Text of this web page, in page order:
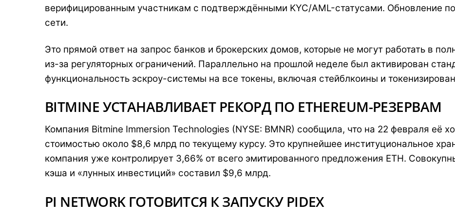
верифицированным участникам с подтверждёнными KYC/AML-статусами. Обновление
сети.
Это прямой ответ на запрос банков и брокерских домов, которые не могут работать в
из-за регуляторных ограничений. Параллельно на прошлой неделе был активирован
функциональность эскроу-системы на все токены, включая стейблкоины и
BITMINE УСТАНАВЛИВАЕТ РЕКОРД ПО ETHEREUM-РЕЗЕРВАМ
Компания Bitmine Immersion Technologies (NYSE: BMNR) сообщила, что на 22 февраля её
стоимостью около $8,6 млрд по текущему курсу. Это крупнейшее институциональное
компания уже контролирует 3,66% от всего эмитированного предложения ETH.
кэша и «лунных инвестиций» составил $9,6 млрд.
PI NETWORK ГОТОВИТСЯ К ЗАПУСКУ PIDEX